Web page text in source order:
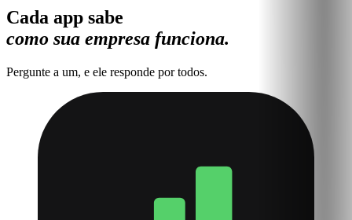
Cada app sabe
como sua empresa funciona.
Pergunte a um, e ele responde por todos.